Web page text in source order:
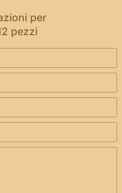
per
pezzi